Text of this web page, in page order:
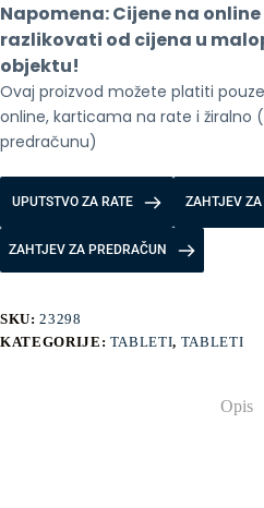
Napomena: Cijene na
razlikovati od cijena u
objektu!
Ovaj proizvod možete platiti
online, karticama na rate i žiralno
predračunu)
UPUTSTVO ZA RATE ZAHTJEV ZA
ZAHTJEV ZA PREDRAČUN
SKU:23298
KATEGORIJE: TABLETI, TABLETI
Opis